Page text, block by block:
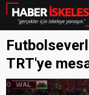
TRT'ye